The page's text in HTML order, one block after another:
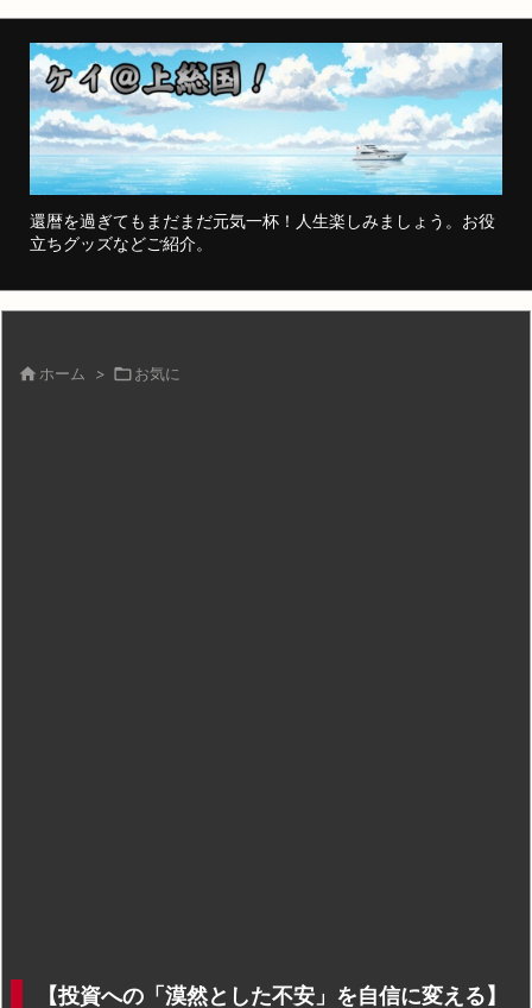
還暦を過ぎてもまだまだ元気一杯！人生楽しみましょう。お役
立ちグッズなどご紹介。
 ホーム > お気に
【投資への「漠然とした不安」を自信に変える】